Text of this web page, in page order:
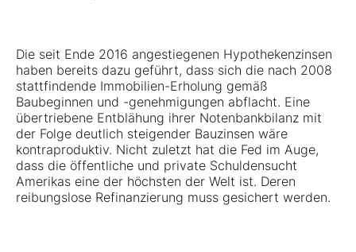
Die seit Ende 2016 angestiegenen Hypothekenzinsen
haben bereits dazu geführt, dass sich die nach 2008
stattfindende Immobilien-Erholung gemäß
Baubeginnen und -genehmigungen abflacht. Eine
übertriebene Entblähung ihrer Notenbankbilanz mit
der Folge deutlich steigender Bauzinsen wäre
kontraproduktiv. Nicht zuletzt hat die Fed im Auge,
dass die öffentliche und private Schuldensucht
Amerikas eine der höchsten der Welt ist. Deren
reibungslose Refinanzierung muss gesichert werden.